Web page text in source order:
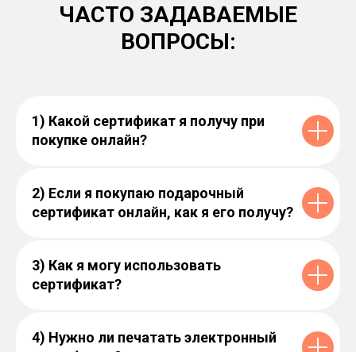
ЧАСТО ЗАДАВАЕМЫЕ
ВОПРОСЫ:
1) Какой сертификат я получу при
покупке онлайн?
2) Если я покупаю подарочный
сертификат онлайн, как я его получу?
3) Как я могу использовать
сертификат?
4) Нужно ли печатать электронный